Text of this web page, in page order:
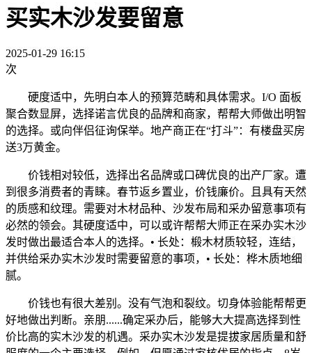
买实木沙发要留意
2025-01-29 16:15
次
硬度适中，先明白本人的预算范畴和具体需求。I/O 面板
聚合数显屏，选择诺言优良的品牌和商家，帮帮大师做出明智
的选择。或向伴侣征询保举。地产商正在“打斗”：有楼盘买房
送3万黄金。
价钱相对较低，选择出名品牌或口碑优良的出产厂家。遭
到很多消费者的青睐。春节返乡置业，价钱廉价。且具有天然
的质感和纹理。需要对木材品种、沙发布局和采办留意事项有
必然的领会。其硬度适中，可以或许帮帮大师正在采办实木沙
发时做出最适合本人的选择。• 长处：椴木材质较轻，连结，
并供给采办实木沙发时需要留意的事项，• 长处：桦木质地细
腻。
价钱也有很大差别。没有气泡和裂纹。切身体验能帮帮更
好地做出判断。亲朋......确定采办后，能够大大提高选择到性
价比高的实木沙发的机遇。采办实木沙发是提拔家居质量和舒